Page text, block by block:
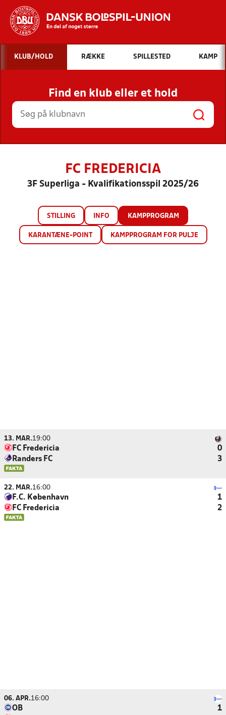
Hvad vil du søge efter?
INDHOLD OG NYHEDER
STILLINGER, RESULTATER, KLUBBER OG
HOLD
KLUB/HOLD RÆKKE SPILLESTED KAMP
Find en klub eller et hold
FC FREDERICIA
3F Superliga - Kvalifikationsspil 2025/26
STILLING INFO KAMPPROGRAM
KARANTÆNE-POINT KAMPPROGRAM FOR PULJE
13. MAR.19:00
FC Fredericia
0
Randers FC
3
22. MAR.16:00
F.C. København
1
FC Fredericia
2
06. APR.16:00
OB
1